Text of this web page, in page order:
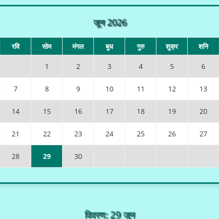
जून 2026
रवि सोम मंगल बुध गुरु शुक्र शनि
1 2 3 4 5 6
7 8 9 10 11 12 13
14 15 16 17 18 19 20
21 22 23 24 25 26 27
28 29 30
विवरण: 29 जून